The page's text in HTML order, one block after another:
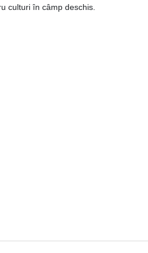
culturi în câmp deschis.